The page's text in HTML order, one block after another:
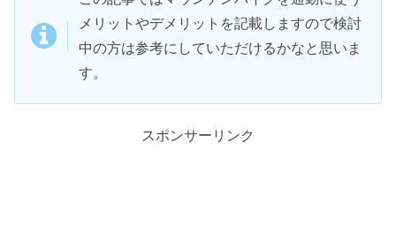
メリットやデメリットを記載しますので検討
中の方は参考にしていただけるかなと思いま
す。
スポンサーリンク